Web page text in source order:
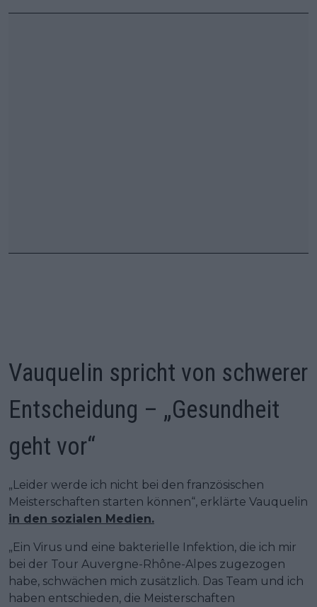
Vauquelin spricht von schwerer
Entscheidung – „Gesundheit
geht vor“
„Leider werde ich nicht bei den französischen
Meisterschaften starten können“, erklärte Vauquelin
in den sozialen Medien.
„Ein Virus und eine bakterielle Infektion, die ich mir
bei der Tour Auvergne-Rhône-Alpes zugezogen
habe, schwächen mich zusätzlich. Das Team und ich
haben entschieden, die Meisterschaften